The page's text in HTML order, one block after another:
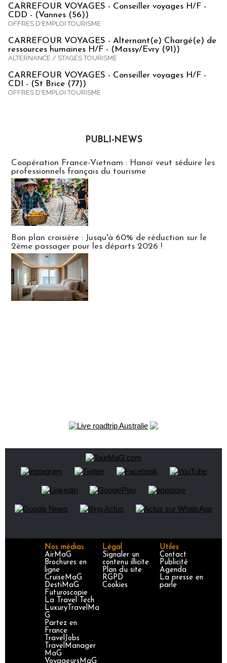
CARREFOUR VOYAGES - Conseiller voyages H/F -
CDD - (Vannes (56))
OFFRES D'EMPLOI TOURISME
CARREFOUR VOYAGES - Alternant(e) Chargé(e) de
ressources humaines H/F - (Massy/Evry (91))
ALTERNANCE / STAGES TOURISME
CARREFOUR VOYAGES - Conseiller voyages H/F -
CDI - (St Brice (77))
OFFRES D'EMPLOI TOURISME
PUBLI-NEWS
Coopération France-Vietnam : Hanoï veut séduire les
professionnels français du tourisme
Bon plan croisière : Jusqu'à 60% de réduction sur le
2ème passager pour les départs 2026 !
Nos médias
AirMaG
Brochures en
ligne
CruiseMaG
DestiMaG
Futuroscopie
La Travel Tech
LuxuryTravelMa
G
Partez en
France
TravelJobs
TravelManager
MaG
VoyageursMaG
Légal
Signaler un
contenu illicite
Plan du site
RGPD
Cookies
Utiles
Contact
Publicité
Agenda
La presse en
parle